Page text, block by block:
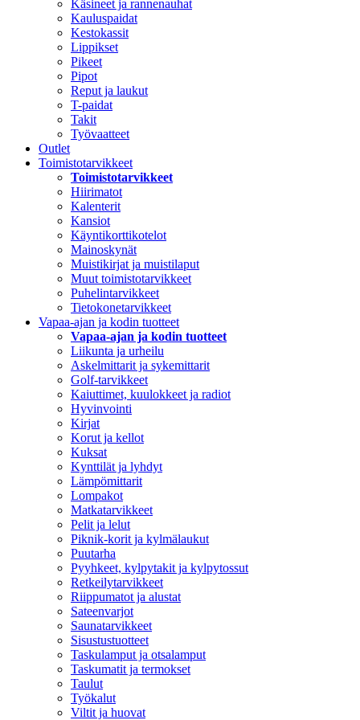
Käsineet ja rannenauhat
Kauluspaidat
Kestokassit
Lippikset
Pikeet
Pipot
Reput ja laukut
T-paidat
Takit
Työvaatteet
Outlet
Toimistotarvikkeet
Toimistotarvikkeet
Hiirimatot
Kalenterit
Kansiot
Käyntikorttikotelot
Mainoskynät
Muistikirjat ja muistilaput
Muut toimistotarvikkeet
Puhelintarvikkeet
Tietokonetarvikkeet
Vapaa-ajan ja kodin tuotteet
Vapaa-ajan ja kodin tuotteet
Liikunta ja urheilu
Askelmittarit ja sykemittarit
Golf-tarvikkeet
Kaiuttimet, kuulokkeet ja radiot
Hyvinvointi
Kirjat
Korut ja kellot
Kuksat
Kynttilät ja lyhdyt
Lämpömittarit
Lompakot
Matkatarvikkeet
Pelit ja lelut
Piknik-korit ja kylmälaukut
Puutarha
Pyyhkeet, kylpytakit ja kylpytossut
Retkeilytarvikkeet
Riippumatot ja alustat
Sateenvarjot
Saunatarvikkeet
Sisustustuotteet
Taskulamput ja otsalamput
Taskumatit ja termokset
Taulut
Työkalut
Viltit ja huovat